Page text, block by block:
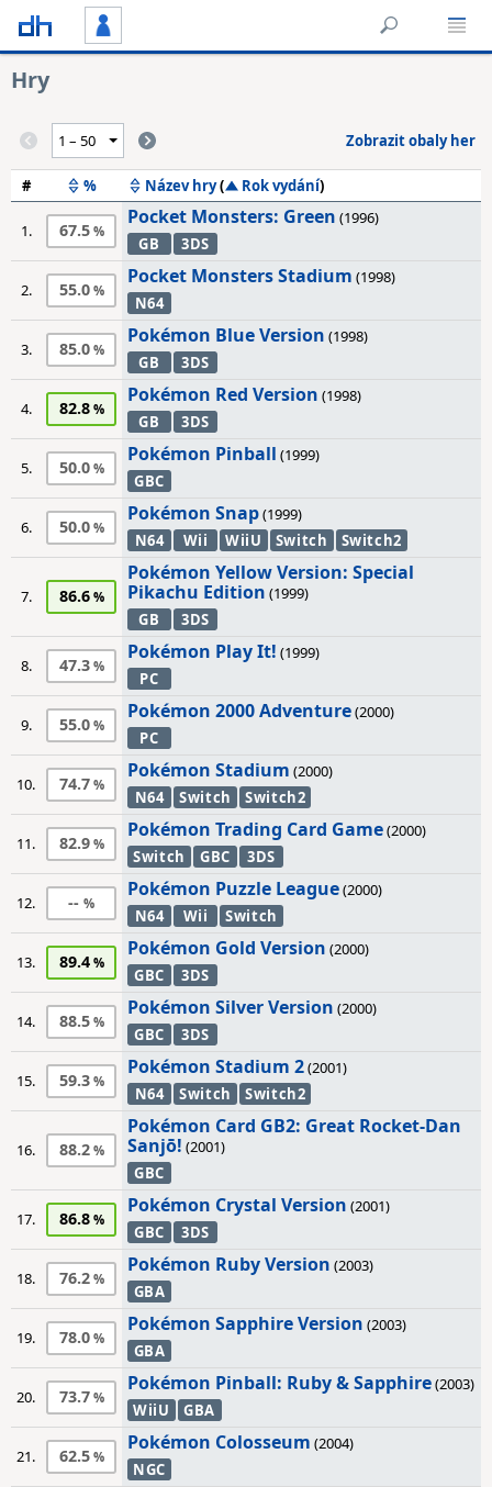
Hry
Zobrazit obaly her
# % Název hry( Rok vydání)
1. 67.5
Pocket Monsters: Green (1996)
GB
3DS
2. 55.0
Pocket Monsters Stadium (1998)
N64
3. 85.0
Pokémon Blue Version (1998)
GB
3DS
4. 82.8
Pokémon Red Version (1998)
GB
3DS
5. 50.0
Pokémon Pinball (1999)
GBC
6. 50.0
Pokémon Snap(1999)
N64
Wii WiiU Switch Switch2
7. 86.6
Pokémon Yellow Version: Special
Pikachu Edition (1999)
GB
3DS
8. 47.3
Pokémon Play It! (1999)
PC
9. 55.0
Pokémon 2000 Adventure(2000)
PC
10. 74.7
Pokémon Stadium (2000)
N64
Switch Switch2
11. 82.9
Pokémon Trading Card Game(2000)
Switch
GBC 3DS
12. --
Pokémon Puzzle League(2000)
N64
Wii Switch
13. 89.4
Pokémon Gold Version (2000)
GBC
3DS
14. 88.5
Pokémon Silver Version (2000)
GBC
3DS
15. 59.3
Pokémon Stadium 2(2001)
N64
Switch Switch2
16. 88.2
Pokémon Card GB2: Great Rocket-Dan
Sanjō! (2001)
GBC
17. 86.8
Pokémon Crystal Version (2001)
GBC
3DS
18. 76.2
Pokémon Ruby Version (2003)
GBA
19. 78.0
Pokémon Sapphire Version (2003)
GBA
20. 73.7
Pokémon Pinball: Ruby & Sapphire(2003)
WiiU
GBA
21. 62.5
Pokémon Colosseum (2004)
NGC